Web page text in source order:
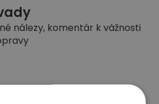
nálezy, komentár k vážnosti